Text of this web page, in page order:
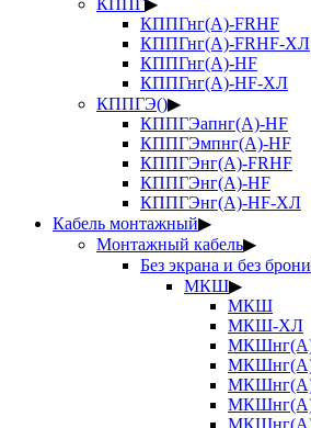
КППГ▶
КППГнг(А)-FRHF
КППГнг(А)-FRHF-ХЛ
КППГнг(А)-HF
КППГнг(А)-HF-ХЛ
КППГЭ()▶
КППГЭапнг(А)-HF
КППГЭмпнг(А)-HF
КППГЭнг(А)-FRHF
КППГЭнг(А)-HF
КППГЭнг(А)-HF-ХЛ
Кабель монтажный▶
Монтажный кабель▶
Без экрана и без брони
МКШ▶
МКШ
МКШ-ХЛ